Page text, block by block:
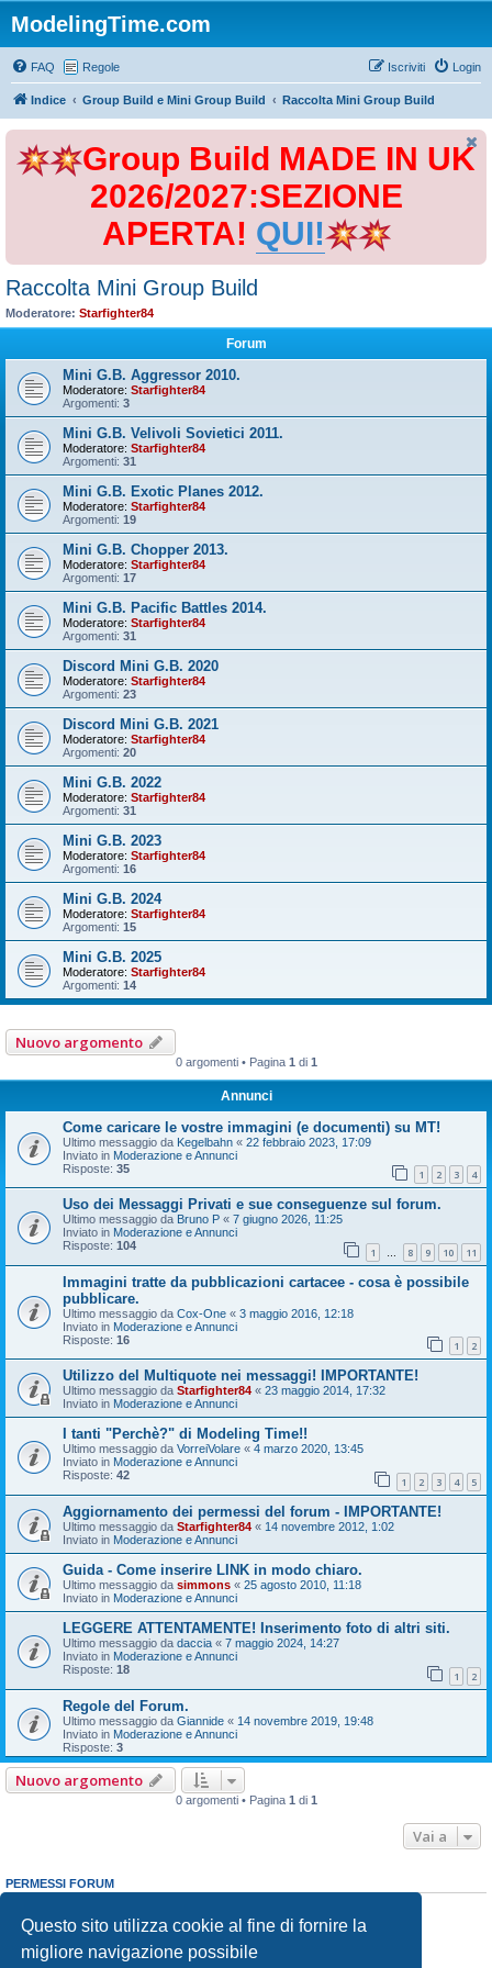
Questo sito utilizza cookie al fine di fornire la
migliore navigazione possibile
ModelingTime.com
FAQ Regole Login
Iscriviti
Indice Group Build e Mini Group Build Raccolta Mini Group Build
Group Build MADE IN UK
2026/2027:SEZIONE
APERTA! QUI!
Raccolta Mini Group Build
Moderatore: Starfighter84
Forum
Mini G.B. Aggressor 2010.
Moderatore: Starfighter84
Argomenti: 3
Mini G.B. Velivoli Sovietici 2011.
Moderatore: Starfighter84
Argomenti: 31
Mini G.B. Exotic Planes 2012.
Moderatore: Starfighter84
Argomenti: 19
Mini G.B. Chopper 2013.
Moderatore: Starfighter84
Argomenti: 17
Mini G.B. Pacific Battles 2014.
Moderatore: Starfighter84
Argomenti: 31
Discord Mini G.B. 2020
Moderatore: Starfighter84
Argomenti: 23
Discord Mini G.B. 2021
Moderatore: Starfighter84
Argomenti: 20
Mini G.B. 2022
Moderatore: Starfighter84
Argomenti: 31
Mini G.B. 2023
Moderatore: Starfighter84
Argomenti: 16
Mini G.B. 2024
Moderatore: Starfighter84
Argomenti: 15
Mini G.B. 2025
Moderatore: Starfighter84
Argomenti: 14
Nuovo argomento
0 argomenti • Pagina 1 di 1
Annunci
Come caricare le vostre immagini (e documenti) su MT!
Ultimo messaggio da Kegelbahn « 22 febbraio 2023, 17:09
Inviato in Moderazione e Annunci
Risposte: 35 1 2 3 4
Uso dei Messaggi Privati e sue conseguenze sul forum.
Ultimo messaggio da Bruno P « 7 giugno 2026, 11:25
Inviato in Moderazione e Annunci
Risposte: 104 1 … 8 9 10 11
Immagini tratte da pubblicazioni cartacee - cosa è possibile
pubblicare.
Ultimo messaggio da Cox-One « 3 maggio 2016, 12:18
Inviato in Moderazione e Annunci
Risposte: 16 1 2
Utilizzo del Multiquote nei messaggi! IMPORTANTE!
Ultimo messaggio da Starfighter84 « 23 maggio 2014, 17:32
Inviato in Moderazione e Annunci
I tanti "Perchè?" di Modeling Time!!
Ultimo messaggio da VorreiVolare « 4 marzo 2020, 13:45
Inviato in Moderazione e Annunci
Risposte: 42 1 2 3 4 5
Aggiornamento dei permessi del forum - IMPORTANTE!
Ultimo messaggio da Starfighter84 « 14 novembre 2012, 1:02
Inviato in Moderazione e Annunci
Guida - Come inserire LINK in modo chiaro.
Ultimo messaggio da simmons « 25 agosto 2010, 11:18
Inviato in Moderazione e Annunci
LEGGERE ATTENTAMENTE! Inserimento foto di altri siti.
Ultimo messaggio da daccia « 7 maggio 2024, 14:27
Inviato in Moderazione e Annunci
Risposte: 18 1 2
Regole del Forum.
Ultimo messaggio da Giannide « 14 novembre 2019, 19:48
Inviato in Moderazione e Annunci
Risposte: 3
Nuovo argomento
0 argomenti • Pagina 1 di 1
Vai a
PERMESSI FORUM
Non puoirispondere negli argomenti
Non puoimodificare i tuoi messaggi
Non puoicancellare i tuoi messaggi